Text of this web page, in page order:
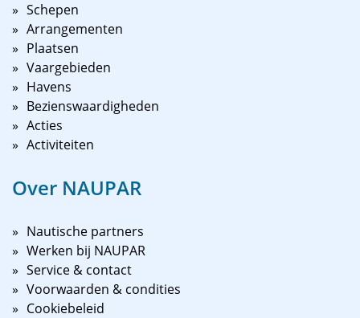
Schepen
Arrangementen
Plaatsen
Vaargebieden
Havens
Bezienswaardigheden
Acties
Activiteiten
Over NAUPAR
Nautische partners
Werken bij NAUPAR
Service & contact
Voorwaarden & condities
Cookiebeleid